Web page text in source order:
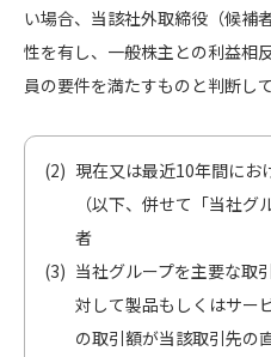
い場合、当該社外取締役（候補
性を有し、一般株主との利益相
員の要件を満たすものと判断し
現在又は最近10年間にお
（以下、併せて「当社
者
当社グループを主要な取
対して製品もしくはサー
の取引額が当該取引先の